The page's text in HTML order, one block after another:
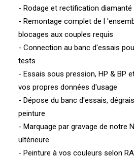
- Rodage et rectification diamanté
- Remontage complet de l
blocages aux couples requis
- Connection au banc d'essais
tests
- Essais sous pression, HP & BP
vos propres données d'usage
- Dépose du banc d'essais,
peinture
- Marquage par gravage de notre
ultérieure
- Peinture à vos couleurs selon